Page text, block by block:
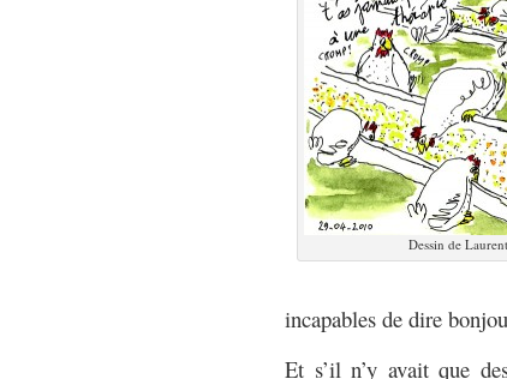
Dessin de
incapables de dire
Et s’il n’y avait que